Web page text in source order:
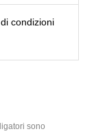
condizioni
sono